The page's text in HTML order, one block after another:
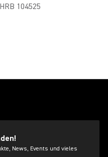
104525
News, Events und vieles